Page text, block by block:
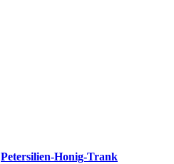
Petersilien-Honig-Trank